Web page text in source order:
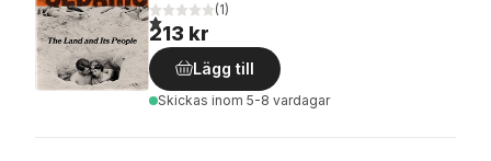
1,0utav 5 stjärnor. Totalt antal röster:
(1)
213 kr
Lägg till
Skickas inom 5-8 vardagar